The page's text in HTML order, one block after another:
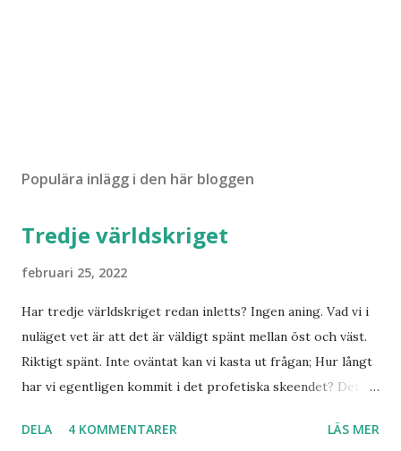
Populära inlägg i den här bloggen
Tredje världskriget
februari 25, 2022
Har tredje världskriget redan inletts? Ingen aning. Vad vi i
nuläget vet är att det är väldigt spänt mellan öst och väst.
Riktigt spänt. Inte oväntat kan vi kasta ut frågan; Hur långt
har vi egentligen kommit i det profetiska skeendet? Det
särskilt långt kvar till Jesu tillkommelse. Finns det något
DELA 4 KOMMENTARER LÄS MER